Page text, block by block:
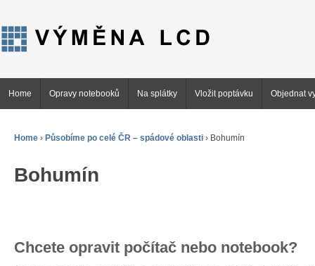
Home Opravy notebooků Na splátky Vložit poptávku Objednat
Home › Působíme po celé ČR – spádové oblasti › Bohumín
Bohumín
Chcete opravit počítač nebo notebook?